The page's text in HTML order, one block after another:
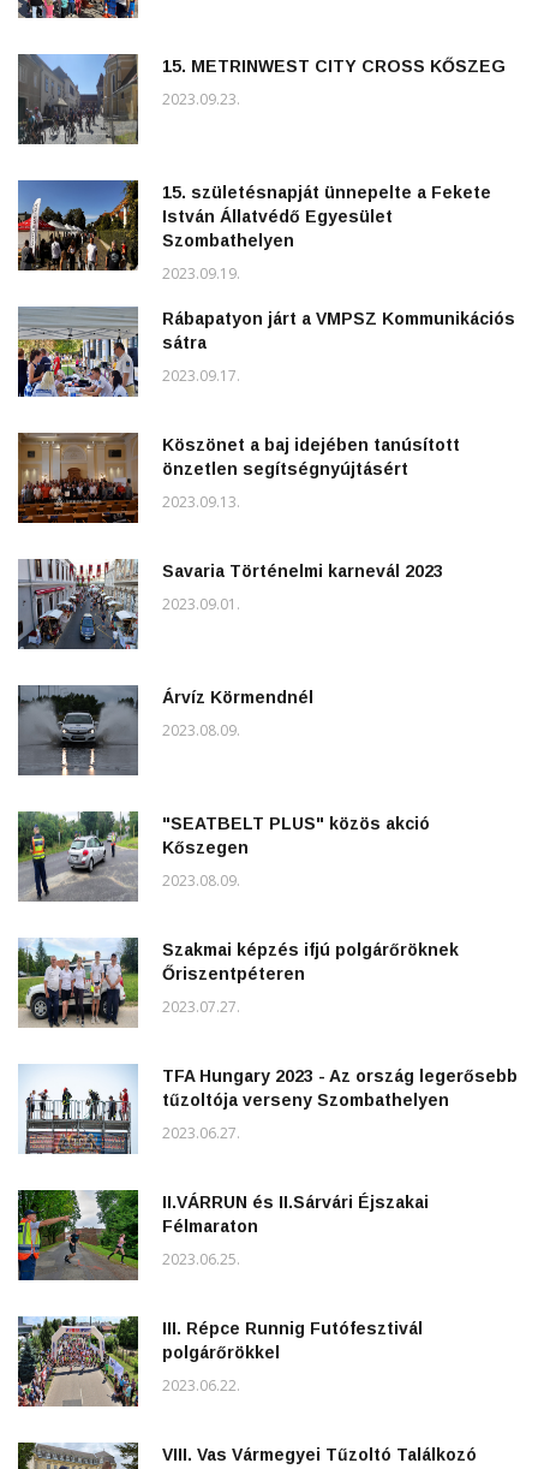
15. METRINWEST CITY CROSS KŐSZEG
2023.09.23.
15. születésnapját ünnepelte a Fekete
István Állatvédő Egyesület
Szombathelyen
2023.09.19.
Rábapatyon járt a VMPSZ Kommunikációs
sátra
2023.09.17.
Köszönet a baj idejében tanúsított
önzetlen segítségnyújtásért
2023.09.13.
Savaria Történelmi karnevál 2023
2023.09.01.
Árvíz Körmendnél
2023.08.09.
"SEATBELT PLUS" közös akció
Kőszegen
2023.08.09.
Szakmai képzés ifjú polgárőröknek
Őriszentpéteren
2023.07.27.
TFA Hungary 2023 - Az ország legerősebb
tűzoltója verseny Szombathelyen
2023.06.27.
II.VÁRRUN és II.Sárvári Éjszakai
Félmaraton
2023.06.25.
III. Répce Runnig Futófesztivál
polgárőrökkel
2023.06.22.
VIII. Vas Vármegyei Tűzoltó Találkozó